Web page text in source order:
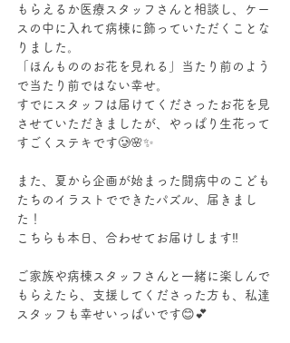
もらえるか医療スタッフさんと相談し、ケー
スの中に入れて病棟に飾っていただくことな
りました。
「ほんもののお花を見れる」当たり前のよう
で当たり前ではない幸せ。
すでにスタッフは届けてくださったお花を見
させていただきましたが、やっぱり生花って
すごくステキです🥲🌸✨
また、夏から企画が始まった闘病中のこども
たちのイラストでできたパズル、届きまし
た！
こちらも本日、合わせてお届けします‼️
ご家族や病棟スタッフさんと一緒に楽しんで
もらえたら、支援してくださった方も、私達
スタッフも幸せいっぱいです😊💕